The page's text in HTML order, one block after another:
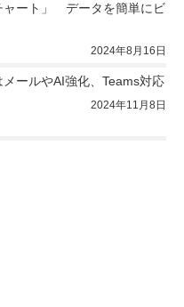
ート」　データを簡単にビ
2024年8月16日
ールやAI強化、Teams対応
2024年11月8日